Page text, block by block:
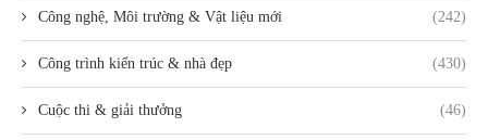
Công nghệ, Môi trường & Vật liệu mới (242)
Công trình kiến trúc & nhà đẹp (430)
Cuộc thi & giải thưởng (46)